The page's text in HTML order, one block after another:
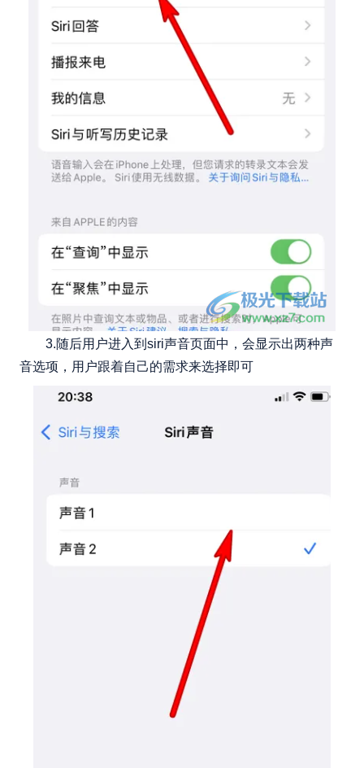
3.随后用户进入到siri声音页面中，会显示出两种声
音选项，用户跟着自己的需求来选择即可